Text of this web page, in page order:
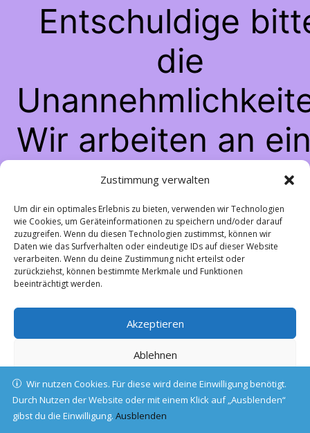
Zustimmung verwalten
Um dir ein optimales Erlebnis zu bieten, verwenden wir Technologien
wie Cookies, um Geräteinformationen zu speichern und/oder darauf
zuzugreifen. Wenn du diesen Technologien zustimmst, können wir
Daten wie das Surfverhalten oder eindeutige IDs auf dieser Website
verarbeiten. Wenn du deine Zustimmung nicht erteilst oder
zurückziehst, können bestimmte Merkmale und Funktionen
beeinträchtigt werden.
Akzeptieren
Ablehnen
Einstellungen ansehen
Cookie-RichtlinieDatenschutz
Entschuldige
die
Wir arbeiten an
großartigen
schau bald
vorbei!
Wir nutzen Cookies. Für diese wird deine Einwilligung benötigt.
Durch Nutzen der Website oder mit einem Klick auf „Ausblenden“
gibst du die Einwilligung.Ausblenden